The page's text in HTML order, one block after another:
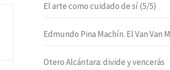
El arte como cuidado de sí (5/5)
Edmundo Pina Machín. El Van Van
Otero Alcántara: divide y vencerás